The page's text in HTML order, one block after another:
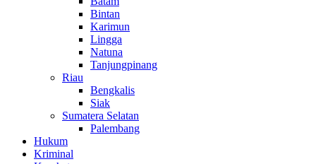
Bintan
Karimun
Lingga
Natuna
Tanjungpinang
Riau
Bengkalis
Siak
Sumatera Selatan
Palembang
Hukum
Kriminal